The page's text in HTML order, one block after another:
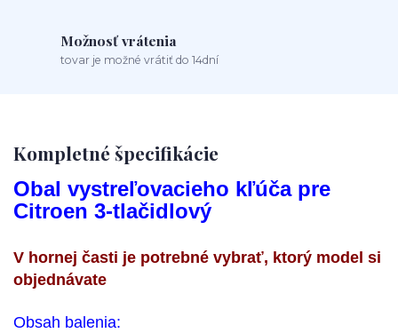
Možnosť vrátenia
tovar je možné vrátiť do 14dní
Kompletné špecifikácie
Obal vystreľovacieho kľúča pre
Citroen 3-tlačidlový
V hornej časti je potrebné vybrať, ktorý model si
objednávate
Obsah balenia: